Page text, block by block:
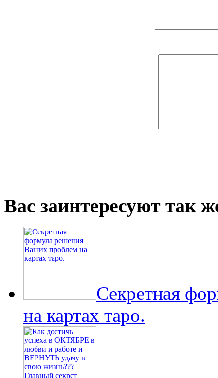
Вас заинтересуют так
Секретная
на картах таро.